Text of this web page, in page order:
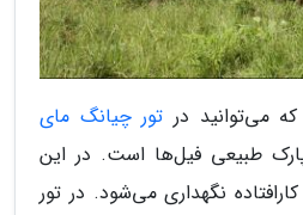
می‌توانید در تور چیانگ مای
پارک طبیعی فیل‌ها است. در این
نگهداری می‌شود. در تور